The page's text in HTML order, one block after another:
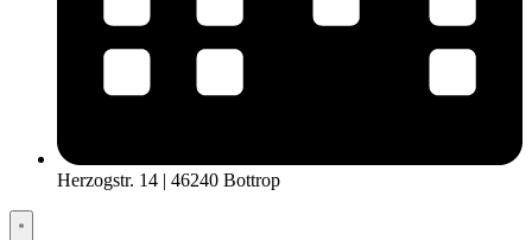
Herzogstr. 14 | 46240 Bottrop